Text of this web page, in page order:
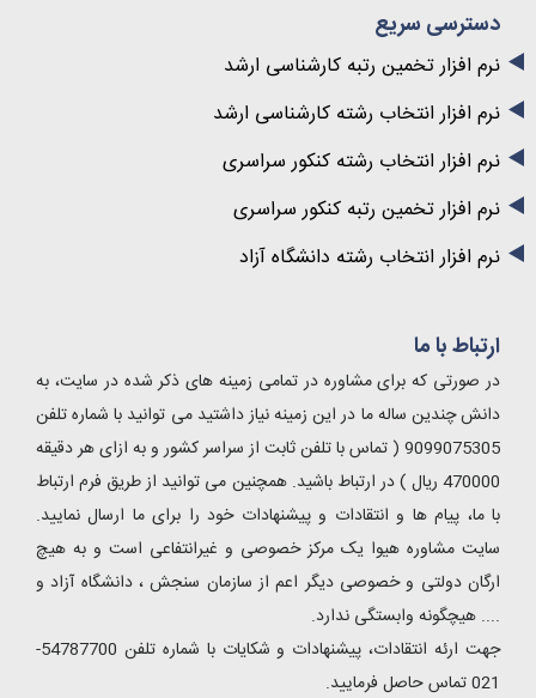
دسترسی سریع
نرم افزار تخمین رتبه کارشناسی ارشد
نرم افزار انتخاب رشته کارشناسی ارشد
نرم افزار انتخاب رشته کنکور سراسری
نرم افزار تخمین رتبه کنکور سراسری
نرم افزار انتخاب رشته دانشگاه آزاد
ارتباط با ما
در صورتی که برای مشاوره در تمامی زمینه های ذکر شده در سایت، به
دانش چندین ساله ما در این زمینه نیاز داشتید می توانید با شماره تلفن
9099075305 ( تماس با تلفن ثابت از سراسر کشور و به ازای هر دقیقه
470000 ریال ) در ارتباط باشید. همچنین می توانید از طریق فرم ارتباط
با ما، پیام ها و انتقادات و پیشنهادات خود را برای ما ارسال نمایید.
سایت مشاوره هیوا یک مرکز خصوصی و غیرانتفاعی است و به هیچ
ارگان دولتی و خصوصی دیگر اعم از سازمان سنجش ، دانشگاه آزاد و
.... هیچگونه وابستگی ندارد.
جهت ارئه انتقادات، پیشنهادات و شکایات با شماره تلفن 54787700-
021 تماس حاصل فرمایید.